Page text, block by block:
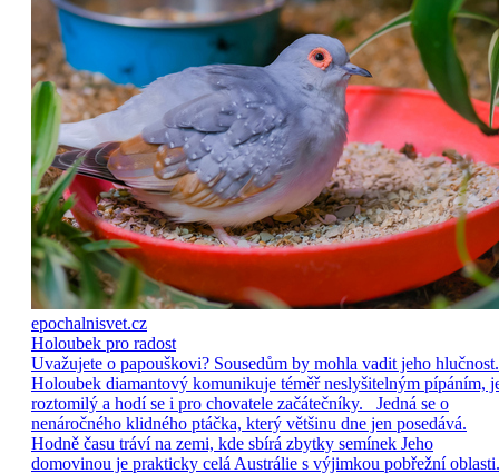
epochalnisvet.cz
Holoubek pro radost
Uvažujete o papouškovi? Sousedům by mohla vadit jeho hlučnost.
Holoubek diamantový komunikuje téměř neslyšitelným pípáním,
roztomilý a hodí se i pro chovatele začátečníky. Jedná se o
nenáročného klidného ptáčka, který většinu dne jen posedává.
Hodně času tráví na zemi, kde sbírá zbytky semínek Jeho
domovinou je prakticky celá Austrálie s výjimkou pobřežní oblasti.